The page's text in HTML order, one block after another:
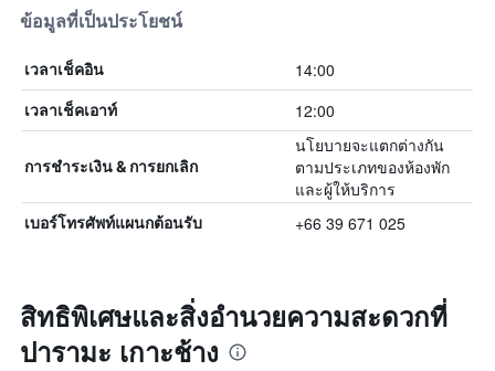
ข้อมูลที่เป็นประโยชน์
เวลาเช็คอิน 14:00
เวลาเช็คเอาท์ 12:00
การชำระเงิน & การยกเลิก
นโยบายจะแตกต่างกัน
ตามประเภทของห้องพัก
และผู้ให้บริการ
เบอร์โทรศัพท์แผนกต้อนรับ +66 39 671 025
สิทธิพิเศษและสิ่งอำนวยความสะดวกที่
ปารามะ เกาะช้าง